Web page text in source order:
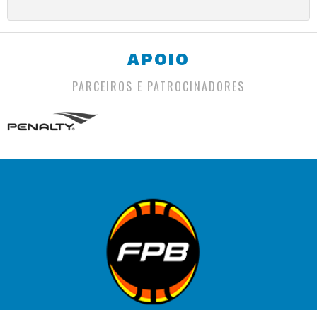
APOIO
PARCEIROS E PATROCINADORES